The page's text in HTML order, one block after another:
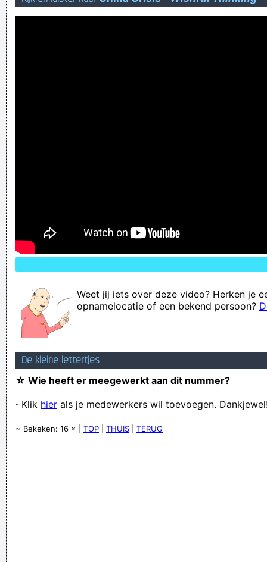
en ga maar mee feestje bouwen en die van tv liters substral
Weet jij iets over deze video? Herken je
opnamelocatie of een bekend persoon?
De kleine lettertjes
☆ Wie heeft er meegewerkt aan dit nummer?
· Klik hier als je medewerkers wil toevoegen.
~ Bekeken: 16 × | TOP THUIS TERUG